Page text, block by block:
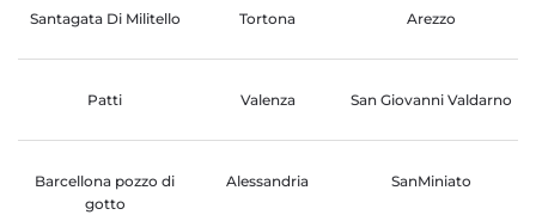
Santagata Di Militello Tortona Arezzo
Patti Valenza San Giovanni Valdarno
Barcellona pozzo di
gotto
Alessandria SanMiniato